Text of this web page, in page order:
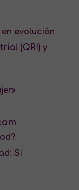
evolución
(QRI) y
Si